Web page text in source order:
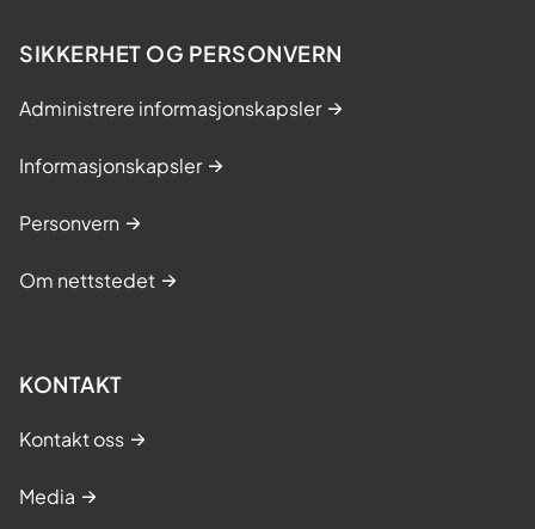
SIKKERHET OG PERSONVERN
Administrere informasjonskapsler
Informasjonskapsler
Personvern
Om nettstedet
KONTAKT
Kontakt oss
Media